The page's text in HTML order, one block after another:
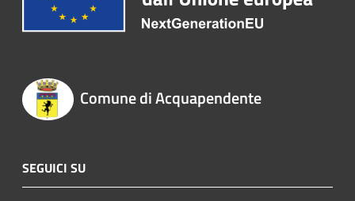
Comune di Acquapendente
SEGUICI SU